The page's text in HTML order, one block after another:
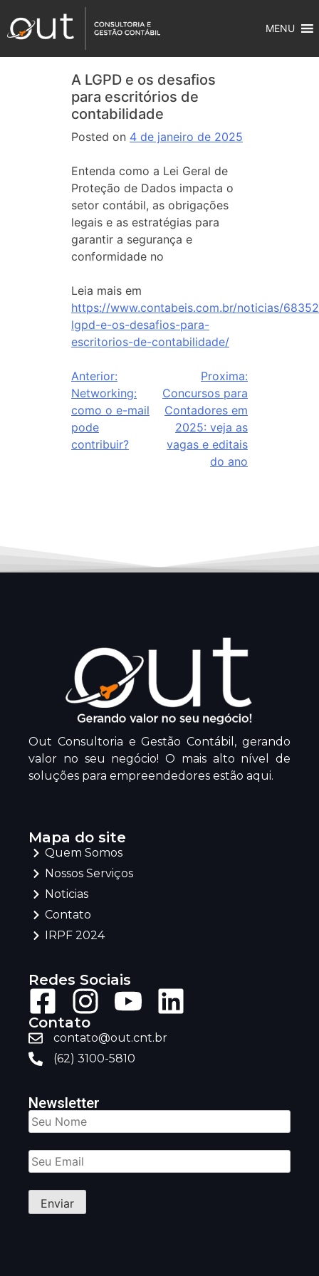
MENU
A LGPD e os desafios
para escritórios de
contabilidade
Posted on 4 de janeiro de 2025
Entenda como a Lei Geral de
Proteção de Dados impacta o
setor contábil, as obrigações
legais e as estratégias para
garantir a segurança e
conformidade no
Leia mais em
https://www.contabeis.com.br/noticias/
lgpd-e-os-desafios-para-
escritorios-de-contabilidade/
Anterior:
Networking:
como o e-mail
pode
contribuir?
Proxima:
Concursos para
Contadores em
2025: veja as
vagas e editais
do ano
Out Consultoria e Gestão Contábil, gerando
valor no seu negócio! O mais alto nível de
soluções para empreendedores estão aqui.
Mapa do site
Quem Somos
Nossos Serviços
Noticias
Contato
IRPF 2024
Redes Sociais
Contato
contato@out.cnt.br
(62) 3100-5810
Newsletter